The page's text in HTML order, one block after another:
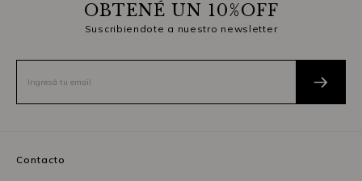
OBTENÉ UN 10%OFF
Suscribiendote a nuestro newsletter
Contacto